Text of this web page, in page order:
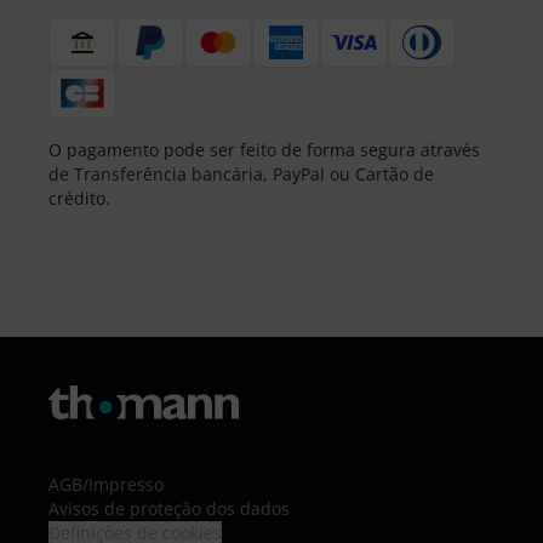
O pagamento pode ser feito de forma segura através
de Transferência bancária, PayPal ou Cartão de
crédito.
AGB/Impresso
Avisos de proteção dos dados